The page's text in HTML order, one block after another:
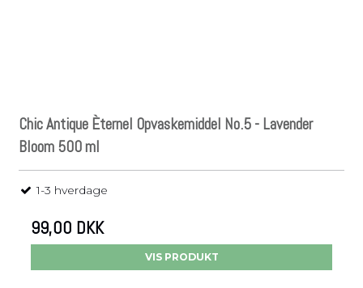
Chic Antique Èternel Opvaskemiddel No.5 - Lavender
Bloom 500 ml
1-3 hverdage
99,00 DKK
VIS PRODUKT